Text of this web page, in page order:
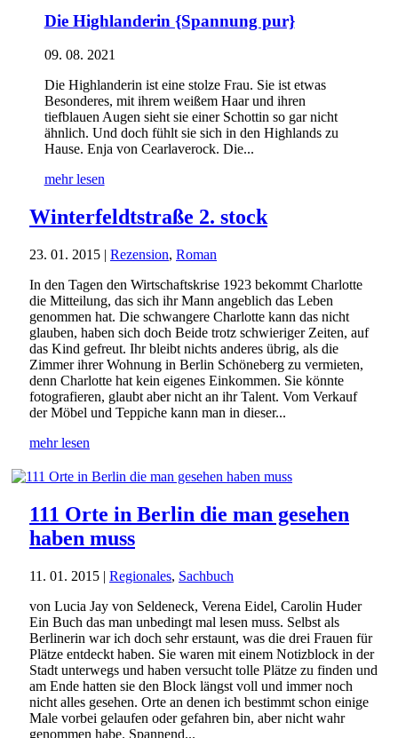
Die Highlanderin {Spannung pur}
09. 08. 2021
Die Highlanderin ist eine stolze Frau. Sie ist etwas
Besonderes, mit ihrem weißem Haar und ihren
tiefblauen Augen sieht sie einer Schottin so gar nicht
ähnlich. Und doch fühlt sie sich in den Highlands zu
Hause. Enja von Cearlaverock. Die...
mehr lesen
Winterfeldtstraße 2. stock
23. 01. 2015 | Rezension, Roman
In den Tagen den Wirtschaftskrise 1923 bekommt Charlotte
die Mitteilung, das sich ihr Mann angeblich das Leben
genommen hat. Die schwangere Charlotte kann das nicht
glauben, haben sich doch Beide trotz schwieriger Zeiten, auf
das Kind gefreut. Ihr bleibt nichts anderes übrig, als die
Zimmer ihrer Wohnung in Berlin Schöneberg zu vermieten,
denn Charlotte hat kein eigenes Einkommen. Sie könnte
fotografieren, glaubt aber nicht an ihr Talent. Vom Verkauf
der Möbel und Teppiche kann man in dieser...
mehr lesen
111 Orte in Berlin die man gesehen
haben muss
11. 01. 2015 | Regionales, Sachbuch
von Lucia Jay von Seldeneck, Verena Eidel, Carolin Huder
Ein Buch das man unbedingt mal lesen muss. Selbst als
Berlinerin war ich doch sehr erstaunt, was die drei Frauen für
Plätze entdeckt haben. Sie waren mit einem Notizblock in der
Stadt unterwegs und haben versucht tolle Plätze zu finden und
am Ende hatten sie den Block längst voll und immer noch
nicht alles gesehen. Orte an denen ich bestimmt schon einige
Male vorbei gelaufen oder gefahren bin, aber nicht wahr
genommen habe. Spannend...